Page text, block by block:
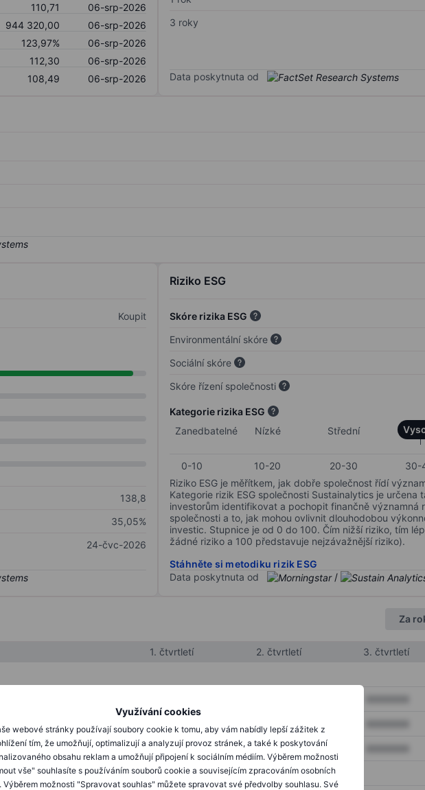
Využívání cookies
webové stránky používají soubory cookie k tomu, aby vám nabídly lepší zážitek z
tím, že umožňují, optimalizují a analyzují provoz stránek, a také k poskytování
obsahu reklam a umožňují připojení k sociálním médiím. Výběrem možnosti
vše" souhlasíte s používáním souborů cookie a souvisejícím zpracováním osobních
Výběrem možnosti "Spravovat souhlas" můžete spravovat své předvolby souhlasu. Své
110,71
06-srp-2026
944 320,00
06-srp-2026
123,97%
06-srp-2026
112,30
06-srp-2026
108,49 06-srp-2026
3 roky
Data poskytnuta od
Koupit
138,8
35,05%
24-čvc-2026
Riziko ESG
Skóre rizika ESG
Environmentální skóre
Sociální skóre
Skóre řízení společnosti
Kategorie rizika ESG
Zanedbatelné
Nízké Střední
0-10 10-20 20-30 30-
Riziko ESG je měřítkem, jak dobře společnost řídí
Kategorie rizik ESG společnosti Sustainalytics je určena
investorům identifikovat a pochopit finančně významná
společnosti a to, jak mohou ovlivnit dlouhodobou
investic. Stupnice je od 0 do 100. Čím nižší riziko, tím
žádné riziko a 100 představuje nejzávažnější riziko).
Stáhněte si metodiku rizik ESG
Data poskytnuta od
/
Za
1. čtvrtletí 2. čtvrtletí 3. čtvrtletí
XXXXXXX XXXXXXX
XXXXXXX XXXXXXX